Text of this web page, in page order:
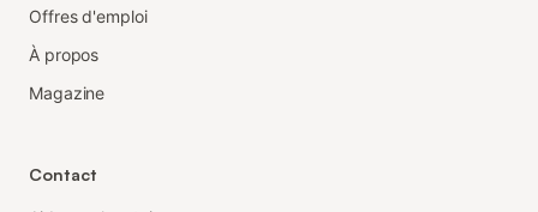
Offres d'emploi
À propos
Magazine
Contact